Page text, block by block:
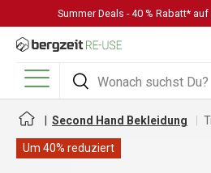
DIREKT ZUM INHALT
Summer Deals - 40 % Rabatt* auf
Suchen
Suchen
Menü
Second Hand Bekleidung
Um 40% reduziert